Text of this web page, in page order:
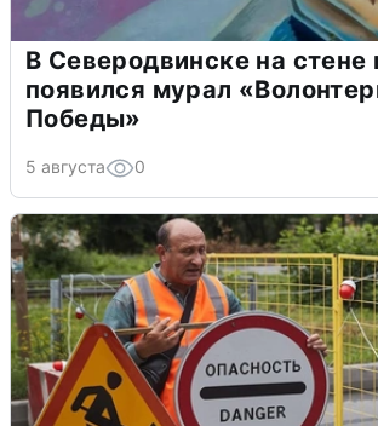
В Северодвинске на стене
появился мурал
Победы»
5 августа 0